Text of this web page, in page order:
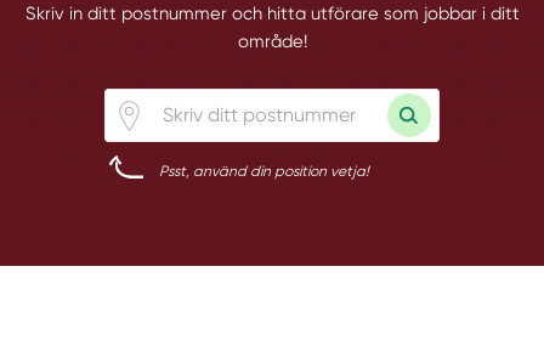
Skriv in ditt postnummer och hitta utförare som jobbar i ditt
område!
Psst, använd din position vetja!